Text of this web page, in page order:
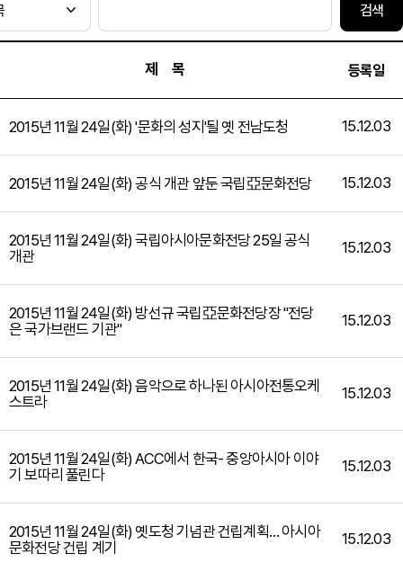
제 목 등록일
2015년 11월 24일(화) '문화의 성지'될 옛 전남도청 15.12.03
2015년 11월 24일(화) 공식 개관 앞둔 국립亞문화전당 15.12.03
2015년 11월 24일(화) 국립아시아문화전당 25일 공식
개관
15.12.03
2015년 11월 24일(화) 방선규 국립亞문화전당장 "전당
은 국가브랜드 기관"
15.12.03
2015년 11월 24일(화) 음악으로 하나된 아시아전통오케
스트라
15.12.03
2015년 11월 24일(화) ACC에서 한국- 중앙아시아 이야
기 보따리 풀린다
15.12.03
2015년 11월 24일(화) 옛도청 기념관 건립계획… 아시아
문화전당 건립 계기
15.12.03
검색